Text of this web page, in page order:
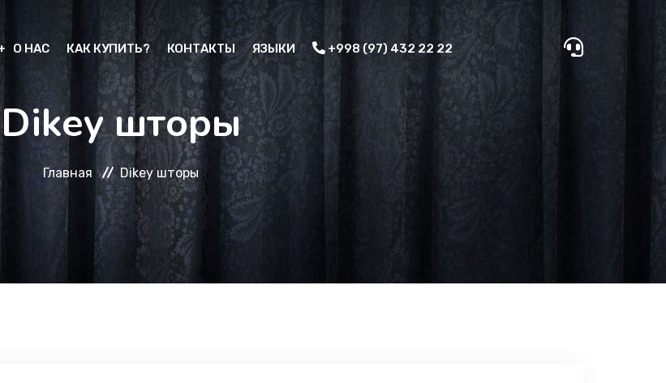
О НАС КАК КУПИТЬ? КОНТАКТЫ ЯЗЫКИ +998 (97) 432 22 22
Dikey шторы
Главная Dikey шторы